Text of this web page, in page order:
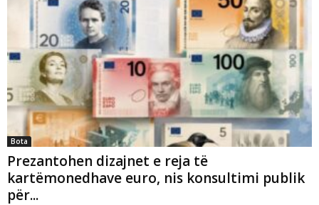
Bota
Prezantohen dizajnet e reja të
kartëmonedhave euro, nis konsultimi publik
për...